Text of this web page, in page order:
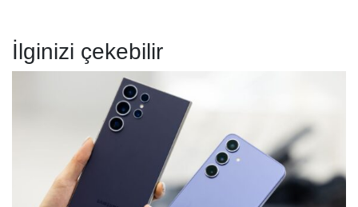
İlginizi çekebilir